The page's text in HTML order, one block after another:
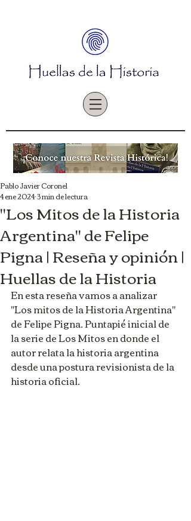
"Los Mitos de la Historia
Argentina" de Felipe
Pigna | Reseña y opinión |
Huellas de la Historia
Pablo Javier Coronel
4 ene 20243 min de lectura
En esta reseña vamos a analizar
"Los mitos de la Historia Argentina"
de Felipe Pigna. Puntapié inicial de
la serie de Los Mitos en donde el
autor relata la historia argentina
desde una postura revisionista de la
historia oficial.